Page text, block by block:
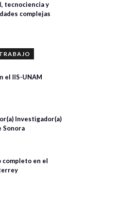
tecnociencia y
complejas
el IIS-UNAM
Investigador(a)
Sonora
completo en el